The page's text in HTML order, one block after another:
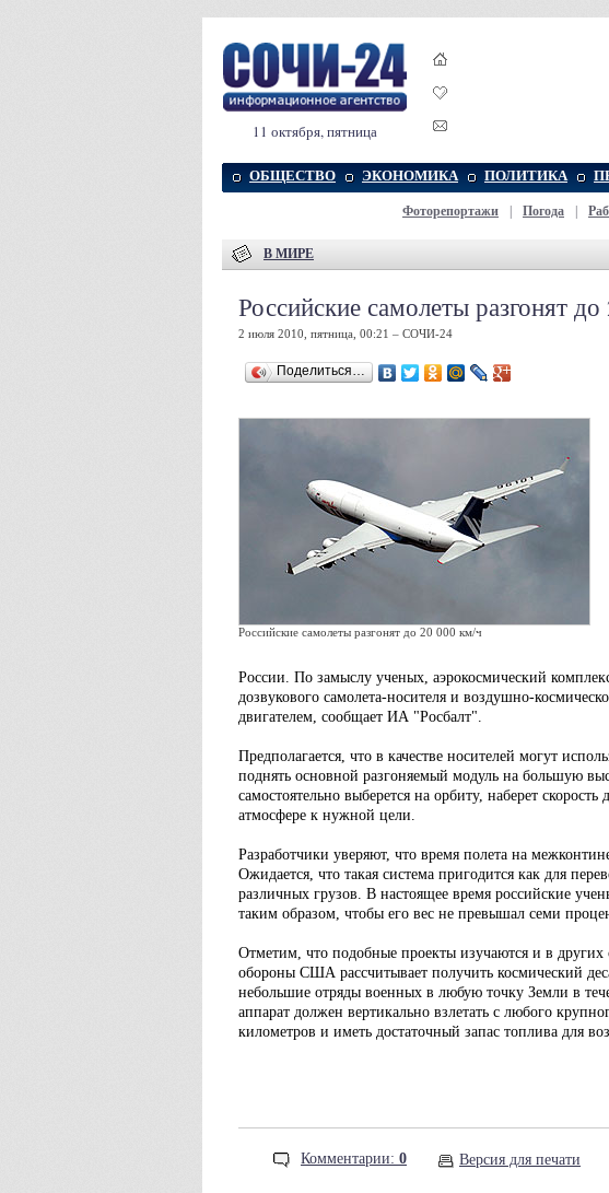
11 октября, пятница
ОБЩЕСТВО ЭКОНОМИКА ПОЛИТИКА
Фоторепортажи Погода
В МИРЕ
Российские самолеты разгонят
2 июля 2010, пятница, 00:21 – СОЧИ-24
Поделиться…
Российские самолеты разгонят до 20 000 км/ч
России. По замыслу ученых, аэрокосмический
дозвукового самолета-носителя и воздушно-
двигателем, сообщает ИА "Росбалт".
Предполагается, что в качестве носителей могут
поднять основной разгоняемый модуль на большую
самостоятельно выберется на орбиту, наберет
атмосфере к нужной цели.
Разработчики уверяют, что время полета на
Ожидается, что такая система пригодится как для
различных грузов. В настоящее время российские
таким образом, чтобы его вес не превышал семи
Отметим, что подобные проекты изучаются и в
обороны США рассчитывает получить космический
небольшие отряды военных в любую точку Земли в
аппарат должен вертикально взлетать с любого
километров и иметь достаточный запас топлива для
Комментарии: 0 Версия для печати